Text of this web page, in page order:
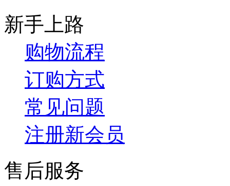
新手上路
购物流程
订购方式
常见问题
注册新会员
售后服务